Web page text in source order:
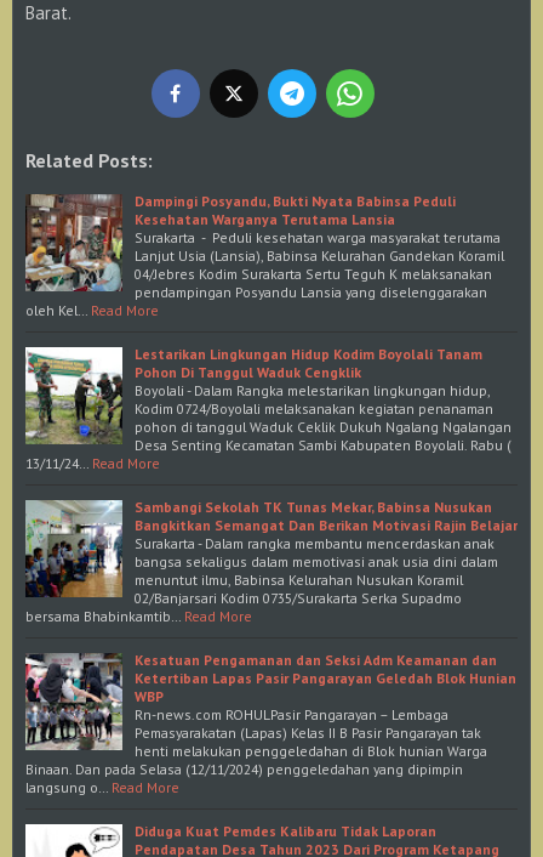
Barat.
Related Posts:
Dampingi Posyandu, Bukti Nyata Babinsa Peduli
Kesehatan Warganya Terutama Lansia
Surakarta - Peduli kesehatan warga masyarakat terutama
Lanjut Usia (Lansia), Babinsa Kelurahan Gandekan Koramil
04/Jebres Kodim Surakarta Sertu Teguh K melaksanakan
pendampingan Posyandu Lansia yang diselenggarakan
oleh Kel… Read More
Lestarikan Lingkungan Hidup Kodim Boyolali Tanam
Pohon Di Tanggul Waduk Cengklik
Boyolali - Dalam Rangka melestarikan lingkungan hidup,
Kodim 0724/Boyolali melaksanakan kegiatan penanaman
pohon di tanggul Waduk Ceklik Dukuh Ngalang Ngalangan
Desa Senting Kecamatan Sambi Kabupaten Boyolali. Rabu (
13/11/24… Read More
Sambangi Sekolah TK Tunas Mekar, Babinsa Nusukan
Bangkitkan Semangat Dan Berikan Motivasi Rajin Belajar
Surakarta - Dalam rangka membantu mencerdaskan anak
bangsa sekaligus dalam memotivasi anak usia dini dalam
menuntut ilmu, Babinsa Kelurahan Nusukan Koramil
02/Banjarsari Kodim 0735/Surakarta Serka Supadmo
bersama Bhabinkamtib… Read More
Kesatuan Pengamanan dan Seksi Adm Keamanan dan
Ketertiban Lapas Pasir Pangarayan Geledah Blok Hunian
WBP
Rn-news.com ROHULPasir Pangarayan – Lembaga
Pemasyarakatan (Lapas) Kelas II B Pasir Pangarayan tak
henti melakukan penggeledahan di Blok hunian Warga
Binaan. Dan pada Selasa (12/11/2024) penggeledahan yang dipimpin
langsung o… Read More
Diduga Kuat Pemdes Kalibaru Tidak Laporan
Pendapatan Desa Tahun 2023 Dari Program Ketapang